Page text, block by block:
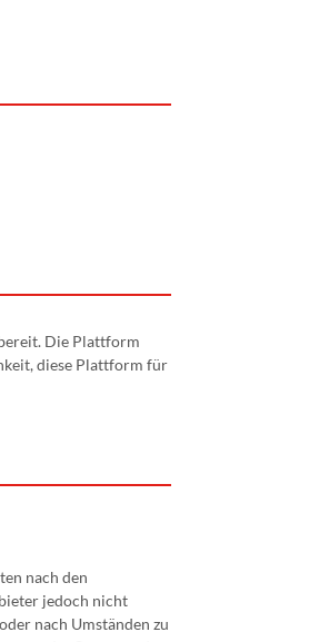
Die Plattform
diese Plattform für
nach den
jedoch nicht
nach Umständen zu